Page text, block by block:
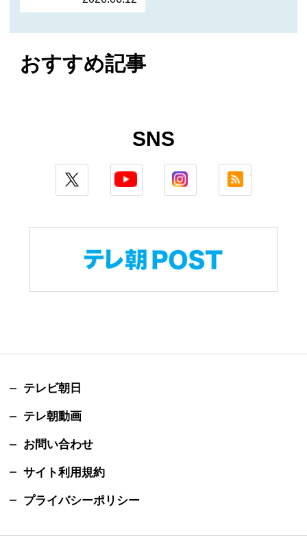
おすすめ記事
SNS
twitter youtube instagramrss
テレビ朝日
テレ朝動画
お問い合わせ
サイト利用規約
プライバシーポリシー